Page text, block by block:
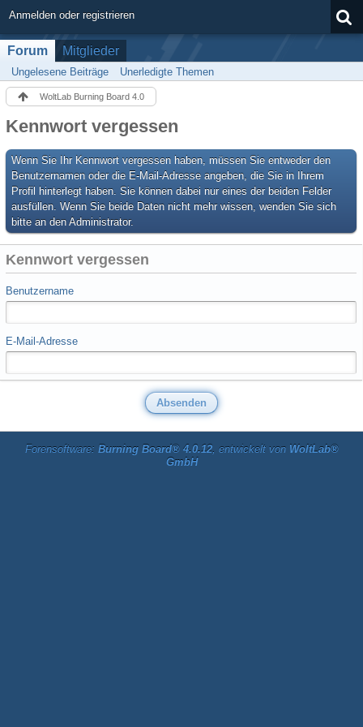
Anmelden oder registrieren
Forum Mitglieder
Ungelesene Beiträge Unerledigte Themen
WoltLab Burning Board 4.0
Kennwort vergessen
Wenn Sie Ihr Kennwort vergessen haben, müssen Sie entweder den
Benutzernamen oder die E-Mail-Adresse angeben, die Sie in Ihrem
Profil hinterlegt haben. Sie können dabei nur eines der beiden Felder
ausfüllen. Wenn Sie beide Daten nicht mehr wissen, wenden Sie sich
bitte an den Administrator.
Kennwort vergessen
Benutzername
E-Mail-Adresse
Forensoftware: Burning Board® 4.0.12, entwickelt von WoltLab®
GmbH